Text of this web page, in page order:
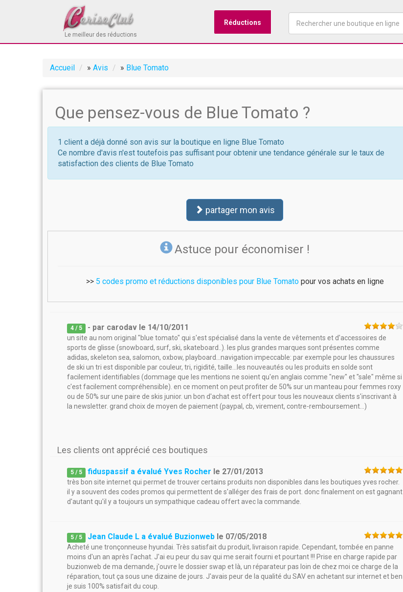
Le meilleur des réductions
Réductions
Accueil » Avis » Blue Tomato
Que pensez-vous de Blue Tomato ?
1 client a déjà donné son avis sur la boutique en ligne Blue Tomato
Ce nombre d'avis n'est toutefois pas suffisant pour obtenir une tendance générale sur le taux de
satisfaction des clients de Blue Tomato
partager mon avis
Astuce pour économiser !
>> 5 codes promo et réductions disponibles pour Blue Tomatopour vos achats en ligne
4 / 5 - par carodav le 14/10/2011
un site au nom original "blue tomato" qui s'est spécialisé dans la vente de vêtements et d'accessoires de
sports de glisse (snowboard, surf, ski, skateboard..). les plus grandes marques sont présentes comme
adidas, skeleton sea, salomon, oxbow, playboard...navigation impeccable: par exemple pour les chaussures
de ski un tri est disponible par couleur, tri, rigidité, taille...les nouveautés ou les produits en solde sont
facilement identifiables (dommage que les mentions ne soient qu'en anglais comme "new" et "sale" même si
c'est facilement compréhensible). en ce moment on peut profiter de 50% sur un manteau pour femmes roxy
ou de 50% sur une paire de skis junior. un bon d'achat est offert pour tous les nouveaux clients s'inscrivant à
la newsletter. grand choix de moyen de paiement (paypal, cb, virement, contre-remboursement...)
Les clients ont apprécié ces boutiques
5 / 5 fiduspassif a évalué Yves Rocher le 27/01/2013
très bon site internet qui permet de trouver certains produits non disponibles dans les boutiques yves rocher.
il y a souvent des codes promos qui permettent de s'alléger des frais de port. donc finalement on est gagnant
d'autant qu'il y a toujours un sympathique cadeau offert avec la commande.
5 / 5 Jean Claude L a évalué Buzionweb le 07/05/2018
Acheté une tronçonneuse hyundai. Très satisfait du produit, livraison rapide. Cependant, tombée en panne
moins d'un an après l'achat. J'ai eu peur du sav qui me serait fourni et pourtant !!! Prise en charge rapide par
buzionweb de ma demande, j'ouvre le dossier swap et là, un réparateur pas loin de chez moi ce charge de la
réparation, tout ça sous une dizaine de jours. J'avais peur de la qualité du SAV en achetant sur internet et ben
je suis 100% satisfait du coup.